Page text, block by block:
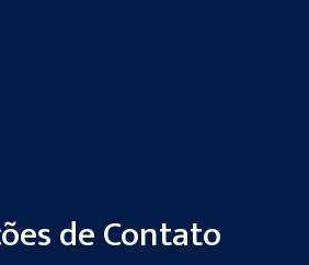
de Contato